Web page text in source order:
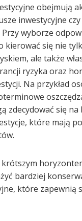
obejmują
inwestycyjne czy
wyborze
kierować się nie
ale także
ryzyka oraz
Na przykład
zdecydować się na
które mają
bardziej
które zapewnią